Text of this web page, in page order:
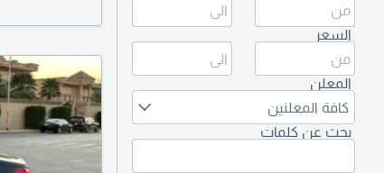
السعر
المعلن
كافة المعلنين
بحث عن كلمات